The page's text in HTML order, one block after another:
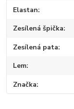
Elastan
Zesílená špička
Zesílená pata
Lem
Značka